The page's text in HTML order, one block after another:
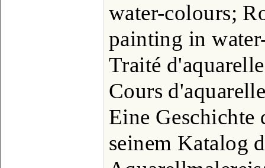
water-colours;
painting in
Traité
Cours
Eine
seinem Katalog